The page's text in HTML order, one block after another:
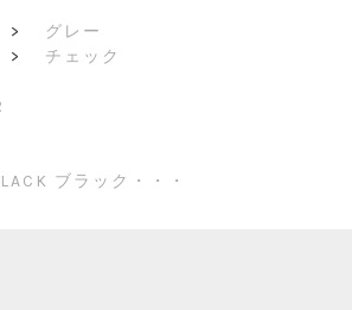
>
グレー
>
チェック
ブラック・・・